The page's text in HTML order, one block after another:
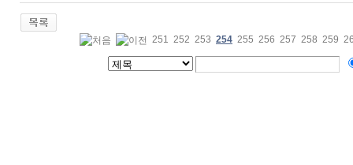
251 252 253 254 255 256 257 258 259